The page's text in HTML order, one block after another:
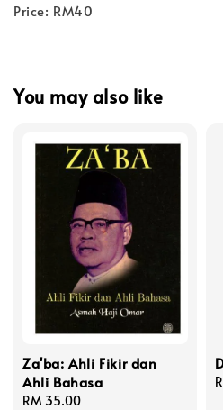
Price: RM40
You may also like
Za'ba: Ahli Fikir dan
Ahli Bahasa
Regular
RM 35.00